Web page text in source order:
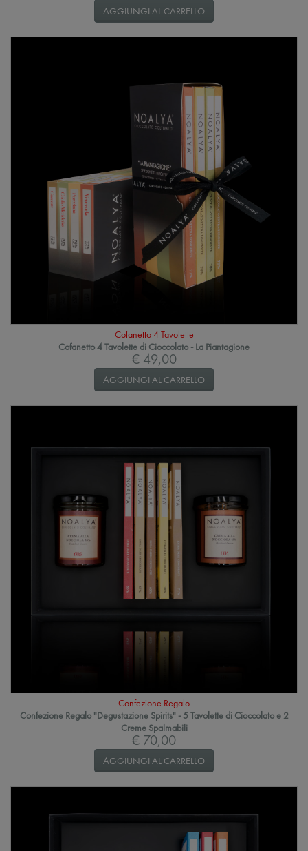
AGGIUNGI AL CARRELLO
Cofanetto 4 Tavolette
Cofanetto 4 Tavolette di Cioccolato - La Piantagione
€ 49,00
AGGIUNGI AL CARRELLO
Confezione Regalo
Confezione Regalo "Degustazione Spirits" - 5 Tavolette di Cioccolato e 2
Creme Spalmabili
€ 70,00
AGGIUNGI AL CARRELLO